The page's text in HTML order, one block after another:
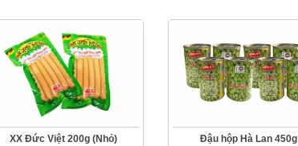
XX Đức Việt 200g (Nhỏ) Đậu hộp Hà Lan 450g